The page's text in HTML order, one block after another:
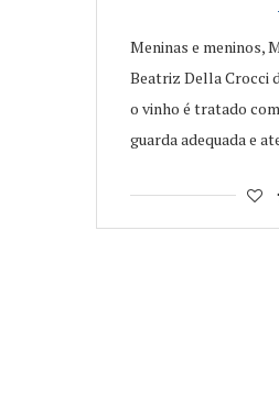
Meninas e meninos,
Beatriz Della Crocci
o vinho é tratado
guarda adequada e